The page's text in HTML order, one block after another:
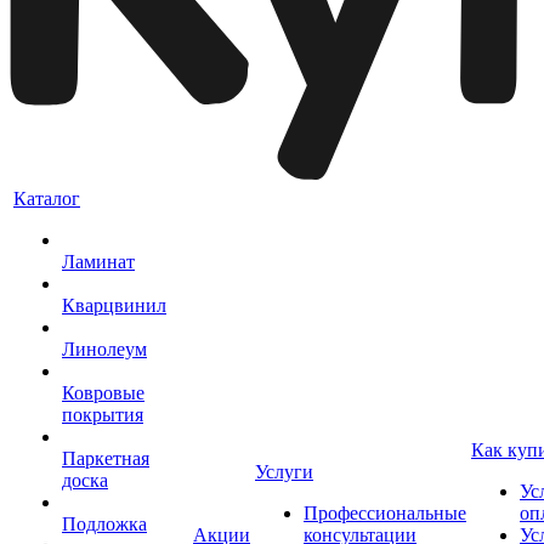
Каталог
Ламинат
Кварцвинил
Линолеум
Ковровые
покрытия
Паркетная
доска
Подложка
Акции
Услуги
Профессиональные
консультации
Как